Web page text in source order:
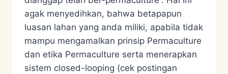
agak menyedihkan, bahwa betapapun
luasan lahan yang anda miliki, apabila tidak
mampu mengamalkan prinsip Permaculture
dan etika Permaculture serta menerapkan
sistem closed-looping (cek postingan